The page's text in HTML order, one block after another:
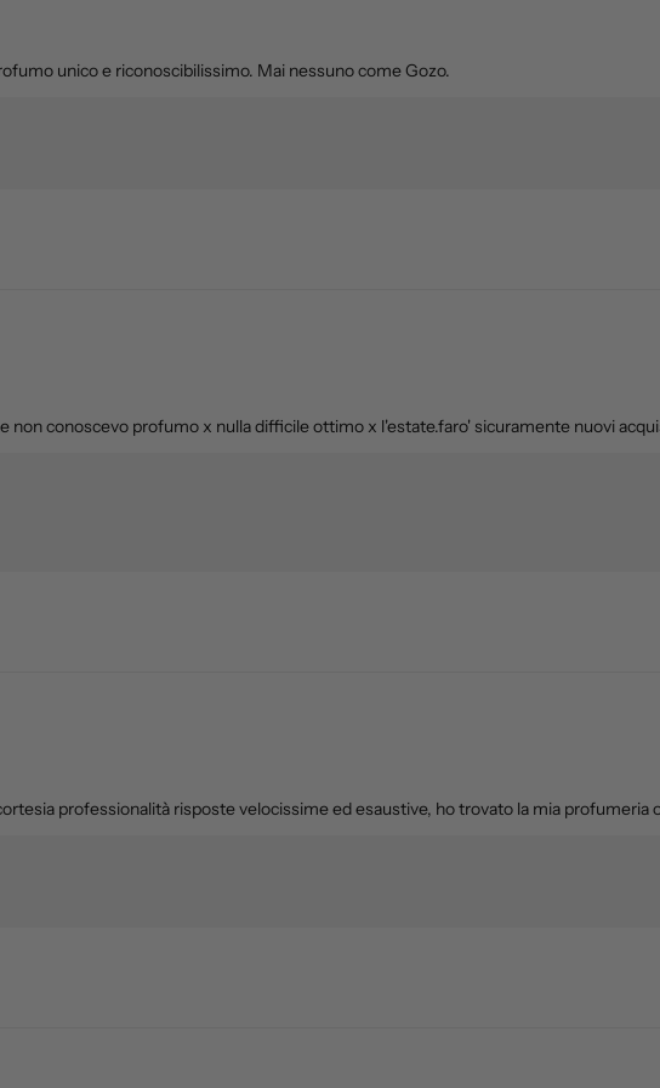
unico e riconoscibilissimo. Mai nessuno come Gozo.
non conoscevo profumo x nulla difficile ottimo x l'estate.faro' sicuramente nuovi
professionalità risposte velocissime ed esaustive, ho trovato la mia profumeria